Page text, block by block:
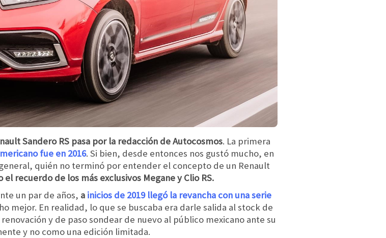
Sandero RS pasa por la redacción de Autocosmos. La primera
fue en 2016. Si bien, desde entonces nos gustó mucho, en
quién no terminó por entender el concepto de un Renault
recuerdo de los más exclusivos Megane y Clio RS.
un par de años, a inicios de 2019 llegó la revancha con una serie
mejor. En realidad, lo que se buscaba era darle salida al stock de
y de paso sondear de nuevo al público mexicano ante su
y no como una edición limitada.